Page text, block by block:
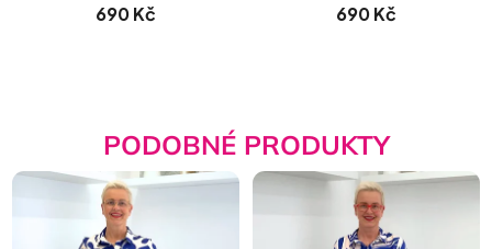
690 Kč 690 Kč
PODOBNÉ PRODUKTY